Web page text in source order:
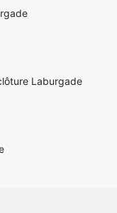
Laburgade